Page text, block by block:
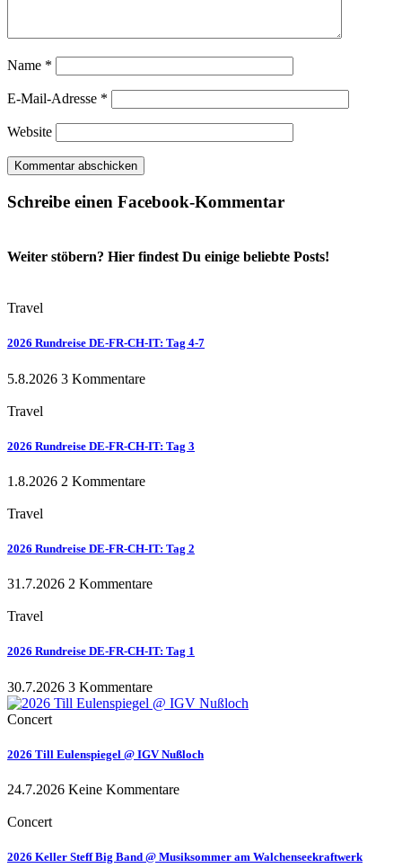
Name *
E-Mail-Adresse *
Website
Schreibe einen Facebook-Kommentar
Weiter stöbern? Hier findest Du einige beliebte Posts!
Travel
2026 Rundreise DE-FR-CH-IT: Tag 4-7
5.8.2026 3 Kommentare
Travel
2026 Rundreise DE-FR-CH-IT: Tag 3
1.8.2026 2 Kommentare
Travel
2026 Rundreise DE-FR-CH-IT: Tag 2
31.7.2026 2 Kommentare
Travel
2026 Rundreise DE-FR-CH-IT: Tag 1
30.7.2026 3 Kommentare
Concert
2026 Till Eulenspiegel @ IGV Nußloch
24.7.2026 Keine Kommentare
Concert
2026 Keller Steff Big Band @ Musiksommer am Walchenseekraftwerk